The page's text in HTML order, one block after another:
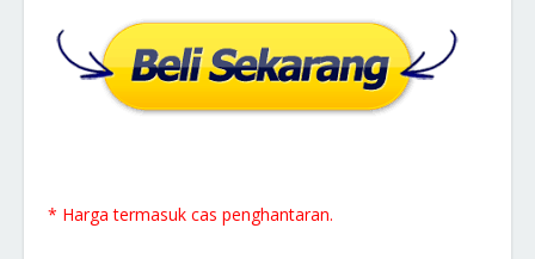
* Harga termasuk cas penghantaran.